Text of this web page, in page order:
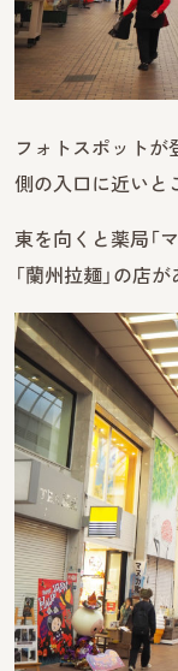
フォトスポットが
側の入口に近いと
東を向くと薬局「
「蘭州拉麺」の店が